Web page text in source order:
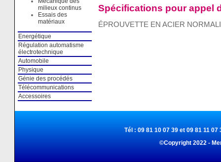
milieux continus
Essais des
matériaux
Energétique
Régulation automatisme
électrotechnique
Automobile
Physique
Génie des procédés
Télécommunications
Accessoires
Spécifications pour appel
ÉPROUVETTE EN ACIER
Tél : 09 81 10 07 39 et 09 81 11
©Copyright 2022 -